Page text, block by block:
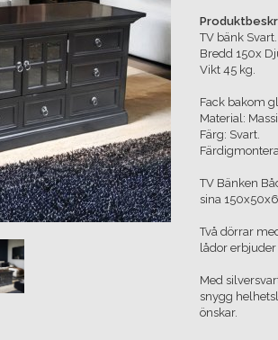
TV bänk Svart.
Bredd 150x
Vikt 45 kg.
Fack bakom
Material:
Färg: Svart.
TV Bänken
sina
Två dörrar
lådor
Med
snygg
önskar.